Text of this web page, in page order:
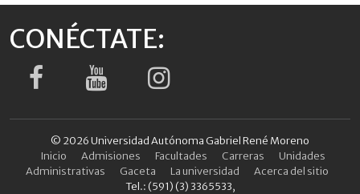
CONÉCTATE:
© 2026 Universidad Autónoma Gabriel René Moreno
Inicio
Admisiones Facultades Carreras
Unidades
Administrativas
Gaceta La universidad
Acerca del sitio
Tel.: (591) (3) 3365533,